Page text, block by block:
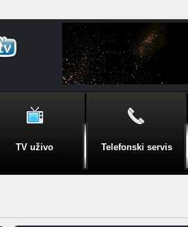
TV uživo Telefonski servis